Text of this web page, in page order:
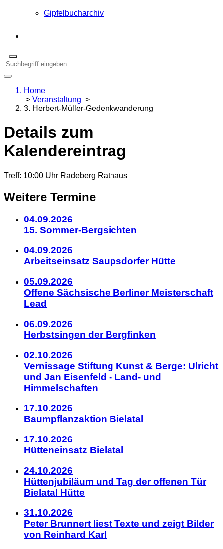
Gipfelbucharchiv
Home
> Veranstaltung >
3. Herbert-Müller-Gedenkwanderung
Details zum
Kalendereintrag
Treff: 10:00 Uhr Radeberg Rathaus
Weitere Termine
04.09.2026
15. Sommer-Bergsichten
04.09.2026
Arbeitseinsatz Saupsdorfer Hütte
05.09.2026
Offene Sächsische Berliner Meisterschaft
Lead
06.09.2026
Herbstsingen der Bergfinken
02.10.2026
Vernissage Stiftung Kunst & Berge: Ulricht
und Jan Eisenfeld - Land- und
Himmelschaften
17.10.2026
Baumpflanzaktion Bielatal
17.10.2026
Hütteneinsatz Bielatal
24.10.2026
Hüttenjubiläum und Tag der offenen Tür
Bielatal Hütte
31.10.2026
Peter Brunnert liest Texte und zeigt Bilder
von Reinhard Karl